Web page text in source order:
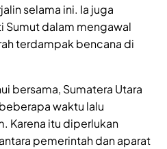
selama ini. Ia juga
Sumut dalam mengawal
terdampak bencana di
bersama, Sumatera Utara
waktu lalu
Karena itu diperlukan
pemerintah dan aparat